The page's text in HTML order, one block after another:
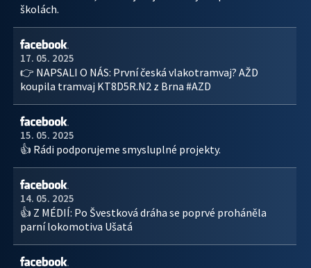
školách.
17. 05. 2025
👉 NAPSALI O NÁS: První česká vlakotramvaj? AŽD
koupila tramvaj KT8D5R.N2 z Brna #AZD
15. 05. 2025
👍 Rádi podporujeme smysluplné projekty.
14. 05. 2025
👍 Z MÉDIÍ: Po Švestková dráha se poprvé proháněla
parní lokomotiva Ušatá